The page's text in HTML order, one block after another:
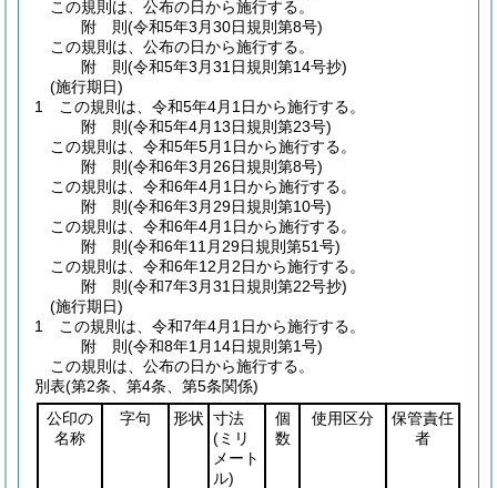
この規則は、公布の日から施行する。
附 則(令和5年3月30日規則第8号)
この規則は、公布の日から施行する。
附 則(令和5年3月31日規則第14号抄)
(施行期日)
1
この規則は、令和5年4月1日から施行する。
附 則(令和5年4月13日規則第23号)
この規則は、令和5年5月1日から施行する。
附 則(令和6年3月26日規則第8号)
この規則は、令和6年4月1日から施行する。
附 則(令和6年3月29日規則第10号)
この規則は、令和6年4月1日から施行する。
附 則(令和6年11月29日規則第51号)
この規則は、令和6年12月2日から施行する。
附 則(令和7年3月31日規則第22号抄)
(施行期日)
1
この規則は、令和7年4月1日から施行する。
附 則(令和8年1月14日規則第1号)
この規則は、公布の日から施行する。
別表(第2条、第4条、第5条関係)
公印の
名称
字句 形状 寸法
(ミリ
メート
ル)
個
数
使用区分
保管責任
者